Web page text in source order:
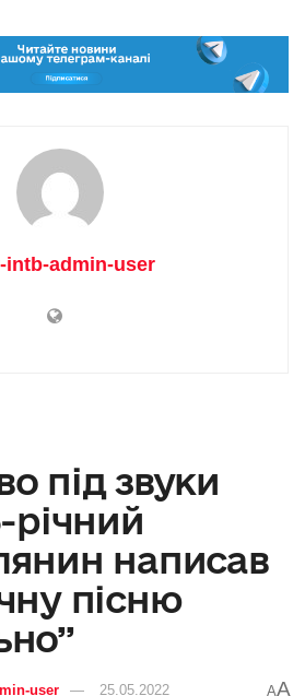
intb-admin-user
під звуки
річний
написав
пісню
user 25.05.2022 AA